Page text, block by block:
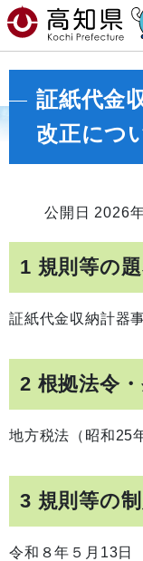
証紙代金
改正につ
公開日 2026
1 規則等の
証紙代金収納計器
2 根拠法令
地方税法（昭和25
3 規則等の制
令和８年５月13日